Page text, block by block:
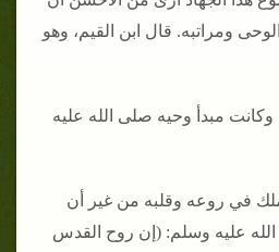
ومراتبه‏.‏ قال ابن القيم، وهو
وكانت مبدأ وحيه صلى الله عليه
في روعه وقلبه من غير أن
الله عليه وسلم‏:‏ ‏(‏إن روح القدس